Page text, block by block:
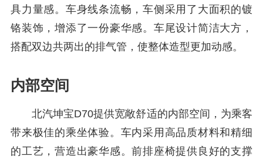
具力量感。车身线条流畅，车侧采用了大面积的镀
铬装饰，增添了一份豪华感。车尾设计简洁大方，
搭配双边共两出的排气管，使整体造型更加动感。
内部空间
北汽坤宝D70提供宽敞舒适的内部空间，为乘客
带来极佳的乘坐体验。车内采用高品质材料和精细
的工艺，营造出豪华感。前排座椅提供良好的支撑